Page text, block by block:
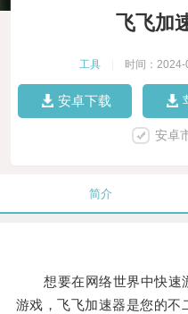
飞飞加
工具 时间：2024-
安卓下载
安卓
简介
想要在网络世界中快速
游戏，飞飞加速器是您的不